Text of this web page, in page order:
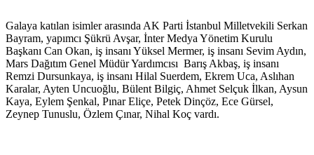
Galaya katılan isimler arasında AK Parti İstanbul Milletvekili Serkan
Bayram, yapımcı Şükrü Avşar, İnter Medya Yönetim Kurulu
Başkanı Can Okan, iş insanı Yüksel Mermer, iş insanı Sevim Aydın,
Mars Dağıtım Genel Müdür Yardımcısı Barış Akbaş, iş insanı
Remzi Dursunkaya, iş insanı Hilal Suerdem, Ekrem Uca, Aslıhan
Karalar, Ayten Uncuoğlu, Bülent Bilgiç, Ahmet Selçuk İlkan, Aysun
Kaya, Eylem Şenkal, Pınar Eliçe, Petek Dinçöz, Ece Gürsel,
Zeynep Tunuslu, Özlem Çınar, Nihal Koç vardı.